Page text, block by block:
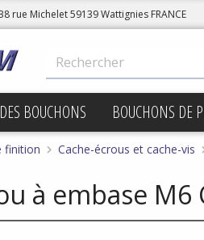
rue Michelet 59139 Wattignies FRANCE
BOUCHONS BOUCHONS DE
finition Cache-écrous et cache-vis
à embase M6